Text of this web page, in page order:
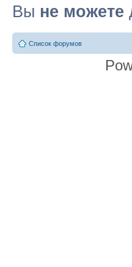
Вы не можете
Список форумов